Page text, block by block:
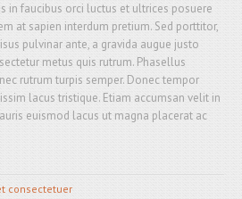
in faucibus orci luctus et ultrices posuere
at sapien interdum pretium. Sed porttitor,
pulvinar ante, a gravida augue justo
metus quis rutrum. Phasellus
rutrum turpis semper. Donec tempor
lacus tristique. Etiam accumsan velit in
euismod lacus ut magna placerat ac
consectetuer